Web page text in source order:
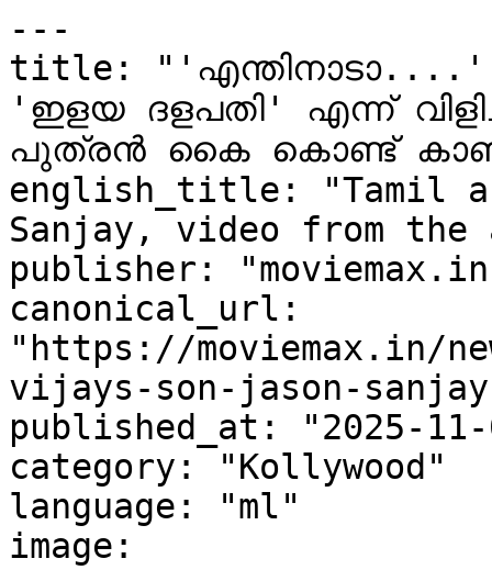
---
title: "'എന്തിനാടാ....' വിജയ്‌യുടെ
'ഇളയ ദളപതി' എന്ന്
പുത്രൻ കൈ കൊണ്ട്
english_title: "Tamil
Sanjay, video from
publisher:
canonical_url:
"https://moviemax.in/
vijays-son-jason-
published_at: "2025-11-
category: "Kollywood"
language: "ml"
image: